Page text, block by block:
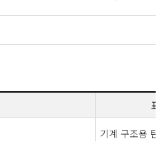
표
기계 구조용 탄